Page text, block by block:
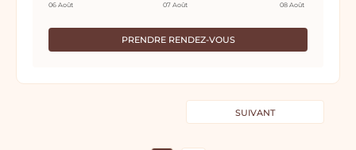
PRENDRE RENDEZ-VOUS
06 Août 07 Août 08 Août
SUIVANT